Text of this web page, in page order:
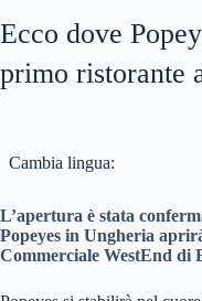
Ecco dove
primo ristorante
Cambia lingua:
L’apertura è stata
Popeyes in Ungheria
Commerciale WestEnd di